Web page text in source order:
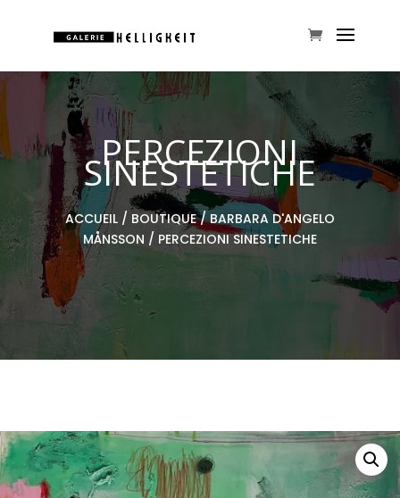
PERCEZIONI
SINESTETICHE
ACCUEIL/ BOUTIQUE/BARBARA D'ANGELO
MÅNSSON / PERCEZIONI SINESTETICHE